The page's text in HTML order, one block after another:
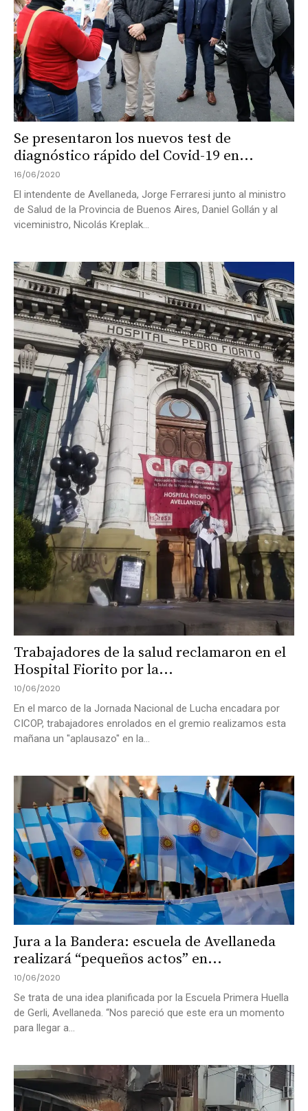
Se presentaron los nuevos test de
diagnóstico rápido del Covid-19 en...
16/06/2020
El intendente de Avellaneda, Jorge Ferraresi junto al ministro
de Salud de la Provincia de Buenos Aires, Daniel Gollán y al
viceministro, Nicolás Kreplak...
Trabajadores de la salud reclamaron en el
Hospital Fiorito por la...
10/06/2020
En el marco de la Jornada Nacional de Lucha encadara por
CICOP, trabajadores enrolados en el gremio realizamos esta
mañana un "aplausazo" en la...
Jura a la Bandera: escuela de Avellaneda
realizará “pequeños actos” en...
10/06/2020
Se trata de una idea planificada por la Escuela Primera Huella
de Gerli, Avellaneda. “Nos pareció que este era un momento
para llegar a...